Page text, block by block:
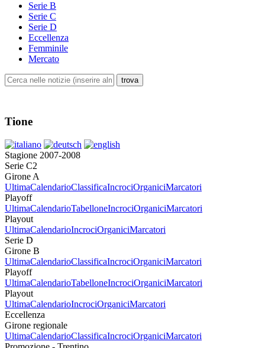
Serie B
Serie C
Serie D
Eccellenza
Femminile
Mercato
Tione
Stagione 2007-2008
Serie C2
Girone A
UltimaCalendarioClassificaIncrociOrganiciMarcatori
Playoff
UltimaCalendarioTabelloneIncrociOrganiciMarcatori
Playout
UltimaCalendarioIncrociOrganiciMarcatori
Serie D
Girone B
UltimaCalendarioClassificaIncrociOrganiciMarcatori
Playoff
UltimaCalendarioTabelloneIncrociOrganiciMarcatori
Playout
UltimaCalendarioIncrociOrganiciMarcatori
Eccellenza
Girone regionale
UltimaCalendarioClassificaIncrociOrganiciMarcatori